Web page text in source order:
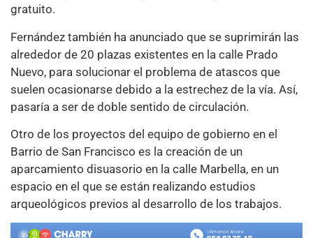
gratuito.
Fernández también ha anunciado que se suprimirán las
alrededor de 20 plazas existentes en la calle Prado
Nuevo, para solucionar el problema de atascos que
suelen ocasionarse debido a la estrechez de la vía. Así,
pasaría a ser de doble sentido de circulación.
Otro de los proyectos del equipo de gobierno en el
Barrio de San Francisco es la creación de un
aparcamiento disuasorio en la calle Marbella, en un
espacio en el que se están realizando estudios
arqueológicos previos al desarrollo de los trabajos.